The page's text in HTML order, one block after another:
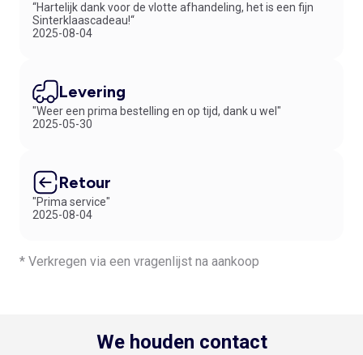
“Hartelijk dank voor de vlotte afhandeling, het is een fijn
Sinterklaascadeau!“
2025-08-04
Levering
"Weer een prima bestelling en op tijd, dank u wel"
2025-05-30
Retour
"Prima service"
2025-08-04
* Verkregen via een vragenlijst na aankoop
We houden contact